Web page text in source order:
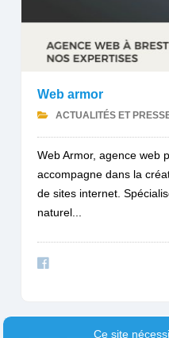
Web armor
ACTUALITÉS ET
Web Armor, agence web
accompagne dans la
de sites internet.
naturel...
Ce site